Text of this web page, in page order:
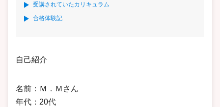
受講されていたカリキュラム
合格体験記
自己紹介
名前：Ｍ．Ｍさん
年代：20代